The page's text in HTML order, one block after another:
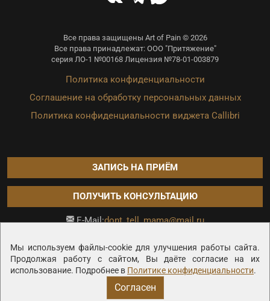
Мы используем файлы-cookie для улучшения работы сайта.
Продолжая работу с сайтом, Вы даёте согласие на их
использование. Подробнее в Политике конфиденциальности.
Согласен
Все права защищены Art of Pain © 2026
Все права принадлежат: ООО "Притяжение"
серия ЛО-1 №00168 Лицензия №78-01-003879
Политика конфиденциальности
Соглашение на обработку персональных данных
Политика конфиденциальности виджета Callibri
ЗАПИСЬ НА ПРИЁМ
ПОЛУЧИТЬ КОНСУЛЬТАЦИЮ
E-Mail:dont_tell_mama@mail.ru